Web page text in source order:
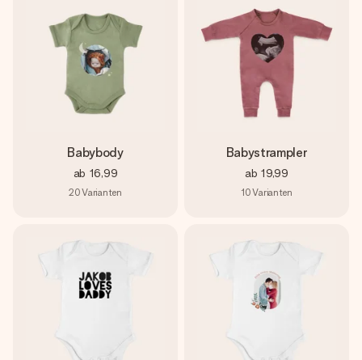
Babybody
ab 16,99
20Varianten
Babystrampler
ab 19,99
10Varianten